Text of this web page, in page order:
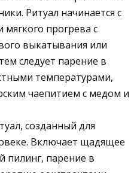
Ритуал начинается с
прогрева с
выкатывания или
следует парение в
температурами,
чаепитием с медом и
созданный для
Включает щадящее
пилинг, парение в